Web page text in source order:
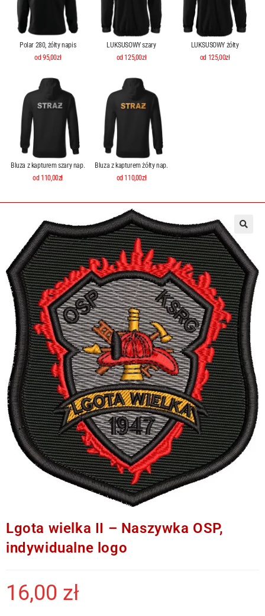
Polar 280, żółty napis
od 95,00zł
LUKSUSOWY szary
od 125,00zł
LUKSUSOWY żółty
od 125,00zł
Bluza z kapturem szary nap.
od 110,00zł
Bluza z kapturem żółty nap.
od 110,00zł
Lgota wielka II – Naszywka OSP,
indywidualne logo
16,00 zł